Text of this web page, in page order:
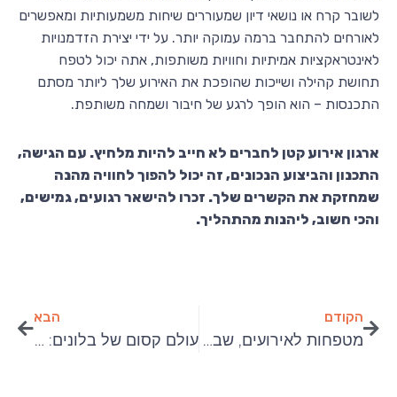
לשובר קרח או נושאי דיון שמעוררים שיחות משמעותיות ומאפשרים
לאורחים להתחבר ברמה עמוקה יותר. על ידי יצירת הזדמנויות
לאינטראקציות אמיתיות וחוויות משותפות, אתה יכול לטפח
תחושת קהילה ושייכות שהופכת את האירוע שלך ליותר מסתם
התכנסות – הוא הופך לרגע של חיבור ושמחה משותפת.
ארגון אירוע קטן לחברים לא חייב להיות מלחיץ. עם הגישה,
התכנון והביצוע הנכונים, זה יכול להפוך לחוויה מהנה
שמחזקת את הקשרים שלך. זכרו להישאר רגועים, גמישים,
והכי חשוב, ליהנות מהתהליך.
הקודם
מטפחות לאירועים, שבת, הפרשת חלה
הבא
עולם קסום של בלונים: טרנדים חדשים שיעיפו לכם את האירוע